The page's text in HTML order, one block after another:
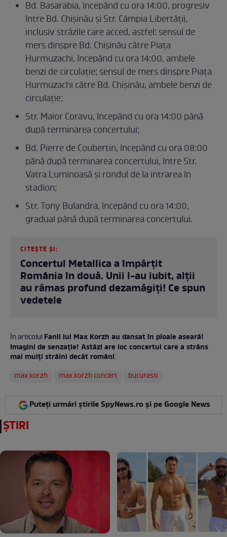
Bd. Basarabia, începând cu ora 14:00, progresiv
între Bd. Chișinău și Str. Câmpia Libertății,
inclusiv străzile care acced, astfel: sensul de
mers dinspre Bd. Chișinău către Piața
Hurmuzachi, începând cu ora 14:00, ambele
benzi de circulație; sensul de mers dinspre Piața
Hurmuzachi către Bd. Chișinău, ambele benzi de
circulație;
Str. Maior Coravu, începând cu ora 14:00 până
după terminarea concertului;
Bd. Pierre de Coubertin, începând cu ora 08:00
până după terminarea concertului, între Str.
Vatra Luminoasă și rondul de la intrarea în
stadion;
Str. Tony Bulandra, începând cu ora 14:00,
gradual până după terminarea concertului.
CITEȘTE ȘI:
Concertul Metallica a împărțit
România în două. Unii l-au iubit, alții
au rămas profund dezamăgiți! Ce spun
vedetele
În articolulFanii lui Max Korzh au dansat în ploaie aseară!
Imagini de senzație! Astăzi are loc concertul care a strâns
mai mulți străini decât români:
max korzh
max korzh concert bucuresti
Puteți urmări știrile SpyNews.ro și pe Google News
ȘTIRI